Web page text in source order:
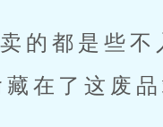
的都是些
在了这废品